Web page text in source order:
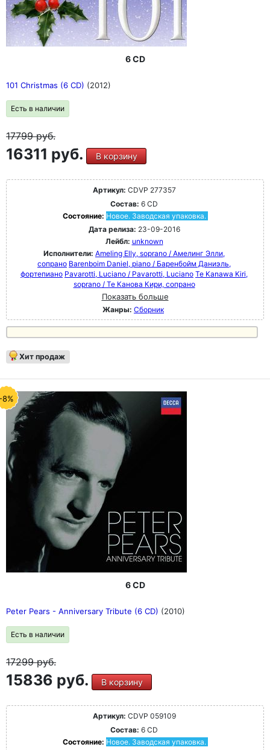
6 CD
101 Christmas (6 CD) (2012)
Есть в наличии
17799руб.
16311 руб. В корзину
Артикул: CDVP 277357
Состав: 6 CD
Состояние: Новое. Заводская упаковка.
Дата релиза: 23-09-2016
Лейбл: unknown
Исполнители: Ameling Elly, soprano / Амелинг Элли,
сопрано Barenboim Daniel, piano / Баренбойм Даниэль,
фортепиано Pavarotti, Luciano / Pavarotti, Luciano Te Kanawa Kiri,
soprano / Те Канова Кири, сопрано
Показать больше
Жанры: Сборник
Хит продаж
8%
6 CD
Peter Pears - Anniversary Tribute (6 CD) (2010)
Есть в наличии
17299руб.
15836 руб. В корзину
Артикул: CDVP 059109
Состав: 6 CD
Состояние: Новое. Заводская упаковка.